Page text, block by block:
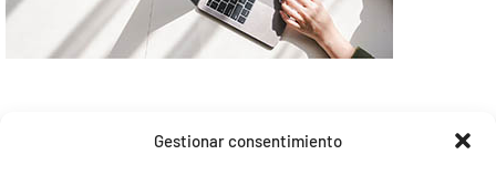
Gestionar consentimiento